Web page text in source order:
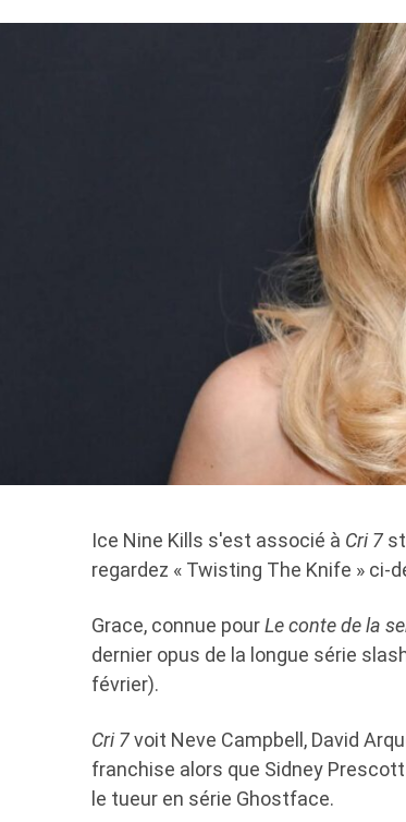
Ice Nine Kills s'est associé à Cri 7
regardez « Twisting The Knife » ci-
Grace, connue pourLe conte de la
dernier opus de la longue série
février).
Cri 7voit Neve Campbell, David
franchise alors que Sidney
le tueur en série Ghostface.